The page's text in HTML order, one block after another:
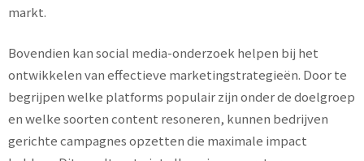
markt.
Bovendien kan social media-onderzoek helpen bij het
ontwikkelen van effectieve marketingstrategieën. Door te
begrijpen welke platforms populair zijn onder de doelgroep
en welke soorten content resoneren, kunnen bedrijven
gerichte campagnes opzetten die maximale impact